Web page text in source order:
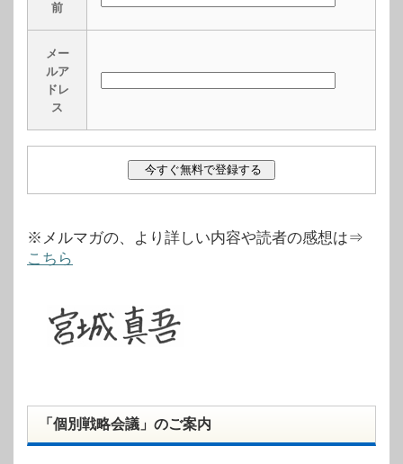
前
メー
ルア
ドレ
ス
※メルマガの、より詳しい内容や読者の感想は⇒
こちら
「個別戦略会議」のご案内